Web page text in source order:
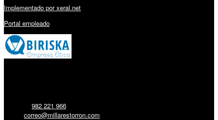
Implementado por xeral.net
Portal empleado
982 221 966
correo@millarestorron.com